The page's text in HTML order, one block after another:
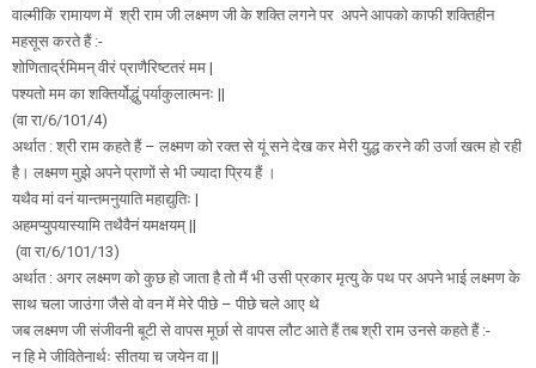
वाल्मीकि रामायण में श्री राम जी लक्ष्मण जी के शक्ति लगने पर अपने आपको काफी शक्तिहीन
महसूस करते हैं :-
शोणितार्द्रमिमन् वीरं प्राणैरिष्टतरं मम |
पश्यतो मम का शक्तिर्योद्धुं पर्याकुलात्मनः ||
(वा रा/6/101/4)
अर्थात : श्री राम कहते हैं – लक्ष्मण को रक्त से यूं सने देख कर मेरी युद्ध करने की उर्जा खत्म हो रही
है। लक्ष्मण मुझे अपने प्राणों से भी ज्यादा प्रिय हैं ।
यथैव मां वनं यान्तमनुयाति महाद्युतिः |
अहमप्युपयास्यामि तथैवैनं यमक्षयम् ||
(वा रा/6/101/13)
अर्थात : अगर लक्ष्मण को कुछ हो जाता है तो मैं भी उसी प्रकार मृत्यु के पथ पर अपने भाई लक्ष्मण के
साथ चला जाउंगा जैसे वो वन में मेरे पीछे – पीछे चले आए थे
जब लक्ष्मण जी संजीवनी बूटी से वापस मूर्छा से वापस लौट आते हैं तब श्री राम उनसे कहते हैं :-
न हि मे जीवितेनार्थः सीतया च जयेन वा ||